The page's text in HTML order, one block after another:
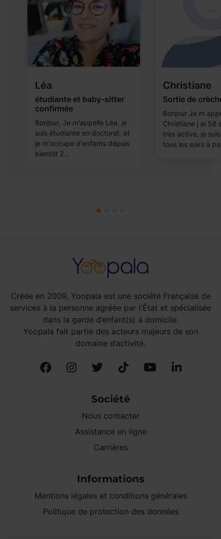
Léa
étudiante et baby-sitter
confirmée
Bonjour, Je m'appelle Léa, je
suis étudiante en doctorat, et
je m'occupe d'enfants depuis
bientôt 2...
Christiane
Sortie de
Bonjour Je m
Christiane j ai 58
très active, je
tous les soirs à
Créée en 2009, Yoopala est une société Française de
services à la personne agréée par l'État et spécialisée
dans la garde d’enfant(s) à domicile.
Yoopala fait partie des acteurs majeurs de son
domaine d’activité.
Société
Nous contacter
Assistance en ligne
Carrières
Informations
Mentions légales et conditions générales
Politique de protection des données